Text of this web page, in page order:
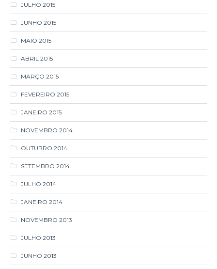
JULHO 2015
JUNHO 2015
MAIO 2015
ABRIL 2015
MARÇO 2015
FEVEREIRO 2015
JANEIRO 2015
NOVEMBRO 2014
OUTUBRO 2014
SETEMBRO 2014
JULHO 2014
JANEIRO 2014
NOVEMBRO 2013
JULHO 2013
JUNHO 2013